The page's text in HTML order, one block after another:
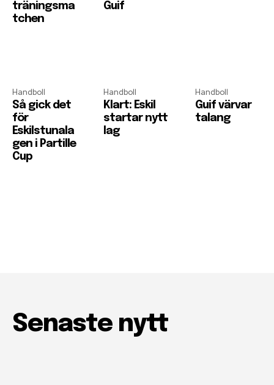
träningsma
tchen
Guif
Handboll
Så gick det
för
Eskilstunala
gen i Partille
Cup
Handboll
Klart: Eskil
startar nytt
lag
Handboll
Guif värvar
talang
Senaste nytt